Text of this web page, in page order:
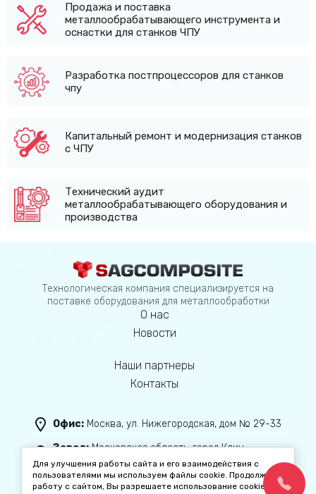
Продажа и поставка
металлообрабатывающего инструмента и
оснастки для станков ЧПУ
Разработка постпроцессоров для станков
чпу
Капитальный ремонт и модернизация станков
с ЧПУ
Технический аудит
металлообрабатывающего оборудования и
производства
Для улучшения работы сайта и его взаимодействия с
пользователями мы используем файлы cookie. Продолжая
работу с сайтом, Вы разрешаете использование cookie-
Технологическая компания специализируется на
поставке оборудования для металлообработки
О нас
Новости
Наши партнеры
Контакты
Офис:Москва, ул. Нижегородская, дом № 29-33
Завод:Московская область, город Клин,
с. Спас-Заулок, ул.Колхозная, дом 4, стр.3
+7 (499) 288-14-50